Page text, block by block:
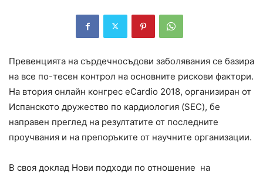
Превенцията на сърдечносъдови заболявания се базира
на все по-тесен контрол на основните рискови фактори.
На втория онлайн конгрес eCardio 2018, организиран от
Испанското дружество по кардиология (SEC), бе
направен преглед на резултатите от последните
проучвания и на препоръките от научните организации.
В своя доклад Нови подходи по отношение на